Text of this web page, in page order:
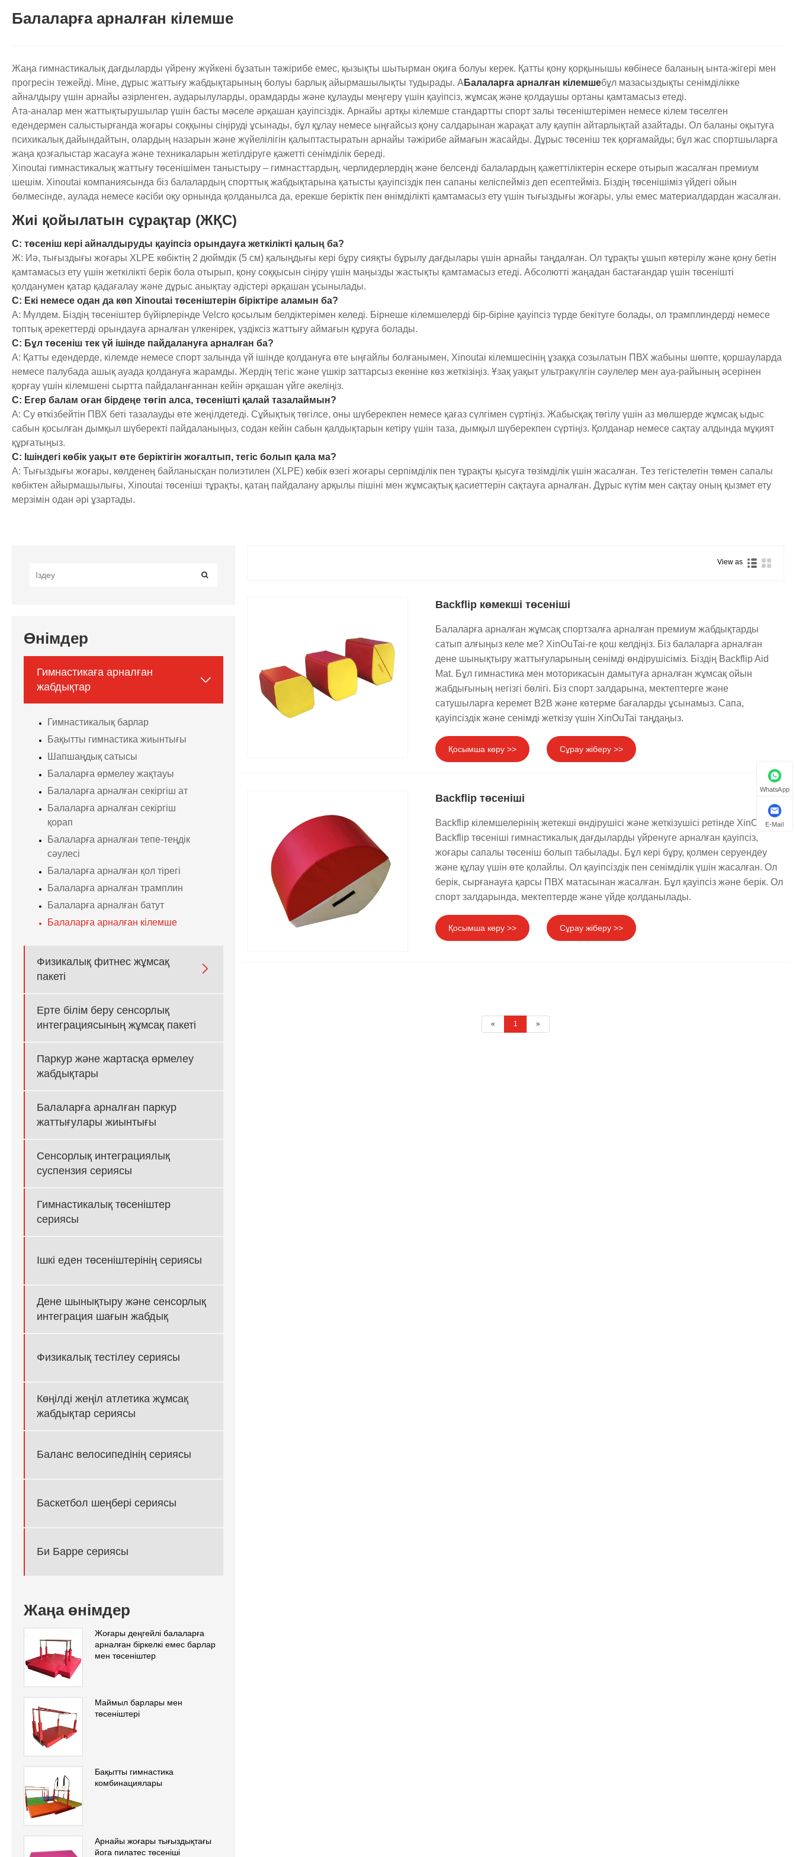
Балаларға арналған кілемше
Жаңа гимнастикалық дағдыларды үйрену жүйкені бұзатын тәжірибе емес, қызықты шытырман оқиға болуы керек. Қатты қону қорқынышы көбінесе баланың ынта-жігері мен
прогресін тежейді. Міне, дұрыс жаттығу жабдықтарының болуы барлық айырмашылықты тудырады. АБалаларға арналған кілемшебұл мазасыздықты сенімділікке
айналдыру үшін арнайы әзірленген, аударылуларды, орамдарды және құлауды меңгеру үшін қауіпсіз, жұмсақ және қолдаушы ортаны қамтамасыз етеді.
Ата-аналар мен жаттықтырушылар үшін басты мәселе әрқашан қауіпсіздік. Арнайы артқы кілемше стандартты спорт залы төсеніштерімен немесе кілем төселген
едендермен салыстырғанда жоғары соққыны сіңіруді ұсынады, бұл құлау немесе ыңғайсыз қону салдарынан жарақат алу қаупін айтарлықтай азайтады. Ол баланы оқытуға
психикалық дайындайтын, олардың назарын және жүйелілігін қалыптастыратын арнайы тәжірибе аймағын жасайды. Дұрыс төсеніш тек қорғамайды; бұл жас спортшыларға
жаңа қозғалыстар жасауға және техникаларын жетілдіруге қажетті сенімділік береді.
Xinoutai гимнастикалық жаттығу төсенішімен таныстыру – гимнасттардың, черлидерлердің және белсенді балалардың қажеттіліктерін ескере отырып жасалған премиум
шешім. Xinoutai компаниясында біз балалардың спорттық жабдықтарына қатысты қауіпсіздік пен сапаны келіспейміз деп есептейміз. Біздің төсенішіміз үйдегі ойын
бөлмесінде, аулада немесе кәсіби оқу орнында қолданылса да, ерекше беріктік пен өнімділікті қамтамасыз ету үшін тығыздығы жоғары, улы емес материалдардан жасалған.
Жиі қойылатын сұрақтар (ЖҚС)
С: төсеніш кері айналдыруды қауіпсіз орындауға жеткілікті қалың ба?
Ж: Иә, тығыздығы жоғары XLPE көбіктің 2 дюймдік (5 см) қалыңдығы кері бұру сияқты бұрылу дағдылары үшін арнайы таңдалған. Ол тұрақты ұшып көтерілу және қону бетін
қамтамасыз ету үшін жеткілікті берік бола отырып, қону соққысын сіңіру үшін маңызды жастықты қамтамасыз етеді. Абсолютті жаңадан бастағандар үшін төсенішті
қолданумен қатар қадағалау және дұрыс анықтау әдістері әрқашан ұсынылады.
С: Екі немесе одан да көп Xinoutai төсеніштерін біріктіре аламын ба?
A: Мүлдем. Біздің төсеніштер бүйірлерінде Velcro қосылым белдіктерімен келеді. Бірнеше кілемшелерді бір-біріне қауіпсіз түрде бекітуге болады, ол трамплиндерді немесе
топтық әрекеттерді орындауға арналған үлкенірек, үздіксіз жаттығу аймағын құруға болады.
С: Бұл төсеніш тек үй ішінде пайдалануға арналған ба?
A: Қатты едендерде, кілемде немесе спорт залында үй ішінде қолдануға өте ыңғайлы болғанымен, Xinoutai кілемшесінің ұзаққа созылатын ПВХ жабыны шөпте, қоршауларда
немесе палубада ашық ауада қолдануға жарамды. Жердің тегіс және үшкір заттарсыз екеніне көз жеткізіңіз. Ұзақ уақыт ультракүлгін сәулелер мен ауа-райының әсерінен
қорғау үшін кілемшені сыртта пайдаланғаннан кейін әрқашан үйге әкеліңіз.
С: Егер балам оған бірдеңе төгіп алса, төсенішті қалай тазалаймын?
A: Су өткізбейтін ПВХ беті тазалауды өте жеңілдетеді. Сұйықтық төгілсе, оны шүберекпен немесе қағаз сүлгімен сүртіңіз. Жабысқақ төгілу үшін аз мөлшерде жұмсақ ыдыс
сабын қосылған дымқыл шүберекті пайдаланыңыз, содан кейін сабын қалдықтарын кетіру үшін таза, дымқыл шүберекпен сүртіңіз. Қолданар немесе сақтау алдында мұқият
құрғатыңыз.
С: Ішіндегі көбік уақыт өте беріктігін жоғалтып, тегіс болып қала ма?
A: Тығыздығы жоғары, көлденең байланысқан полиэтилен (XLPE) көбік өзегі жоғары серпімділік пен тұрақты қысуға төзімділік үшін жасалған. Тез тегістелетін төмен сапалы
көбіктен айырмашылығы, Xinoutai төсеніші тұрақты, қатаң пайдалану арқылы пішіні мен жұмсақтық қасиеттерін сақтауға арналған. Дұрыс күтім мен сақтау оның қызмет ету
мерзімін одан әрі ұзартады.
Өнімдер
Гимнастикаға арналған
жабдықтар

Гимнастикалық барлар
Бақытты гимнастика жиынтығы
Шапшаңдық сатысы
Балаларға өрмелеу жақтауы
Балаларға арналған секіргіш ат
Балаларға арналған секіргіш
қорап
Балаларға арналған тепе-теңдік
сәулесі
Балаларға арналған қол тірегі
Балаларға арналған трамплин
Балаларға арналған батут
Балаларға арналған кілемше
Физикалық фитнес жұмсақ
пакеті

Ерте білім беру сенсорлық
интеграциясының жұмсақ пакеті
Паркур және жартасқа өрмелеу
жабдықтары
Балаларға арналған паркур
жаттығулары жиынтығы
Сенсорлық интеграциялық
суспензия сериясы
Гимнастикалық төсеніштер
сериясы
Ішкі еден төсеніштерінің сериясы
Дене шынықтыру және сенсорлық
интеграция шағын жабдық
Физикалық тестілеу сериясы
Көңілді жеңіл атлетика жұмсақ
жабдықтар сериясы
Баланс велосипедінің сериясы
Баскетбол шеңбері сериясы
Би Барре сериясы
Жаңа өнімдер
Жоғары деңгейлі балаларға
арналған біркелкі емес барлар
мен төсеніштер
Маймыл барлары мен
төсеніштері
Бақытты гимнастика
комбинациялары
Арнайы жоғары тығыздықтағы
йога пилатес төсеніші
View as
Backflip көмекші төсеніші
Балаларға арналған жұмсақ спортзалға арналған премиум жабдықтарды
сатып алғыңыз келе ме? XinOuTai-ге қош келдіңіз. Біз балаларға арналған
дене шынықтыру жаттығуларының сенімді өндірушісіміз. Біздің Backflip Aid
Mat. Бұл гимнастика мен моторикасын дамытуға арналған жұмсақ ойын
жабдығының негізгі бөлігі. Біз спорт залдарына, мектептерге және
сатушыларға керемет B2B және көтерме бағаларды ұсынамыз. Сапа,
қауіпсіздік және сенімді жеткізу үшін XinOuTai таңдаңыз.
Қосымша көру >> Сұрау жіберу >>
Backflip төсеніші
Backflip кілемшелерінің жетекші өндірушісі және жеткізушісі ретінде XinOuTai
Backflip төсеніші гимнастикалық дағдыларды үйренуге арналған қауіпсіз,
жоғары сапалы төсеніш болып табылады. Бұл кері бұру, қолмен серуендеу
және құлау үшін өте қолайлы. Ол қауіпсіздік пен сенімділік үшін жасалған. Ол
берік, сырғанауға қарсы ПВХ матасынан жасалған. Бұл қауіпсіз және берік. Ол
спорт залдарында, мектептерде және үйде қолданылады.
Қосымша көру >> Сұрау жіберу >>
« 1 »
WhatsApp
E-Mail